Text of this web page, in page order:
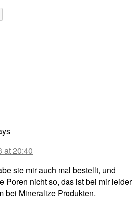
at 20:40
sie mir auch mal bestellt, und
Poren nicht so, das ist bei mir leider
bei Mineralize Produkten.